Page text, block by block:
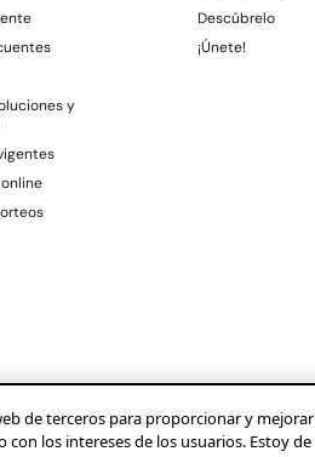
y
Descúbrelo
¡Únete!
Profeco Condusef
de terceros para proporcionar y
los intereses de los usuarios. Estoy